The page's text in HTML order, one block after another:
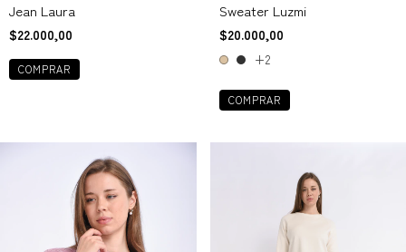
Jean Laura
$22.000,00
COMPRAR
Sweater Luzmi
$20.000,00
+2
COMPRAR